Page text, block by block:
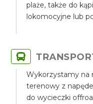
plaże, także do
lokomocyjne lub
Wykorzystamy na
terenowy z
do wycieczki